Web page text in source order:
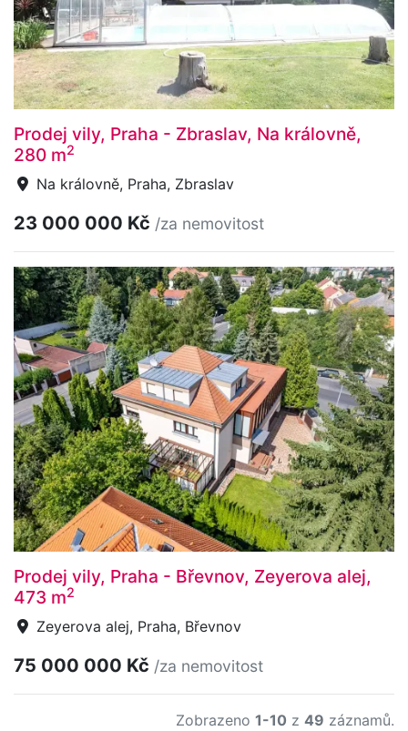
Prodej vily, Praha - Zbraslav, Na královně,
280 m2
Na královně, Praha, Zbraslav
23 000 000 Kč /za nemovitost
Prodej vily, Praha - Břevnov, Zeyerova alej,
473 m2
Zeyerova alej, Praha, Břevnov
75 000 000 Kč /za nemovitost
Zobrazeno 1-10 z 49 záznamů.